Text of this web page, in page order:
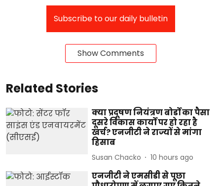
Subscribe to our daily bulletin
Show Comments
Related Stories
क्या प्रदूषण नियंत्रण बोर्डों का पैसा
दूसरे विकास कार्यों पर हो रहा है
खर्च? एनजीटी ने राज्यों से मांगा
हिसाब
Susan Chacko 10 hours ago
एनजीटी ने एमसीडी से पूछा